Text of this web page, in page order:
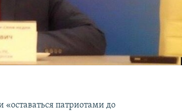
патриотами до